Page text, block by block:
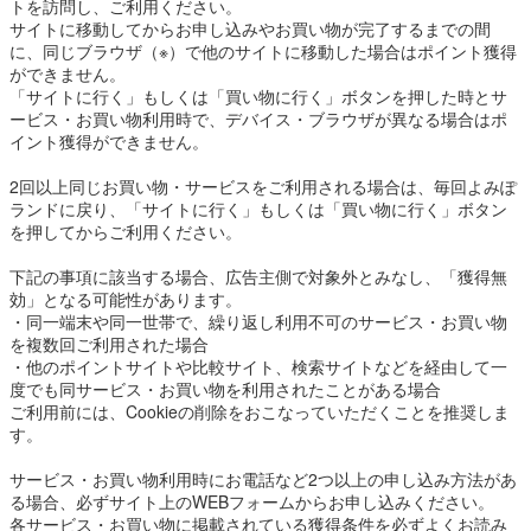
トを訪問し、ご利用ください。
サイトに移動してからお申し込みやお買い物が完了するまでの間
に、同じブラウザ（※）で他のサイトに移動した場合はポイント獲得
ができません。
「サイトに行く」もしくは「買い物に行く」ボタンを押した時とサ
ービス・お買い物利用時で、デバイス・ブラウザが異なる場合はポ
イント獲得ができません。
2回以上同じお買い物・サービスをご利用される場合は、毎回よみぽ
ランドに戻り、「サイトに行く」もしくは「買い物に行く」ボタン
を押してからご利用ください。
下記の事項に該当する場合、広告主側で対象外とみなし、「獲得無
効」となる可能性があります。
・同一端末や同一世帯で、繰り返し利用不可のサービス・お買い物
を複数回ご利用された場合
・他のポイントサイトや比較サイト、検索サイトなどを経由して一
度でも同サービス・お買い物を利用されたことがある場合
ご利用前には、Cookieの削除をおこなっていただくことを推奨しま
す。
サービス・お買い物利用時にお電話など2つ以上の申し込み方法があ
る場合、必ずサイト上のWEBフォームからお申し込みください。
各サービス・お買い物に掲載されている獲得条件を必ずよくお読み